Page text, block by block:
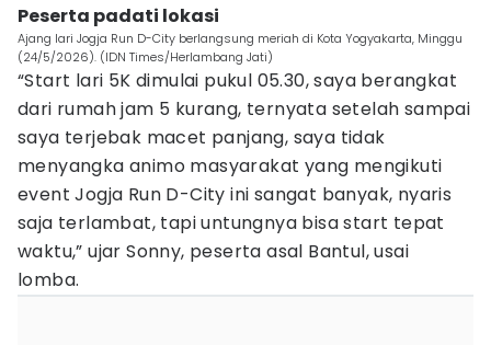
Peserta padati lokasi
Ajang lari Jogja Run D-City berlangsung meriah di Kota Yogyakarta, Minggu
(24/5/2026). (IDN Times/Herlambang Jati)
“Start lari 5K dimulai pukul 05.30, saya berangkat
dari rumah jam 5 kurang, ternyata setelah sampai
saya terjebak macet panjang, saya tidak
menyangka animo masyarakat yang mengikuti
event Jogja Run D-City ini sangat banyak, nyaris
saja terlambat, tapi untungnya bisa start tepat
waktu,” ujar Sonny, peserta asal Bantul, usai
lomba.